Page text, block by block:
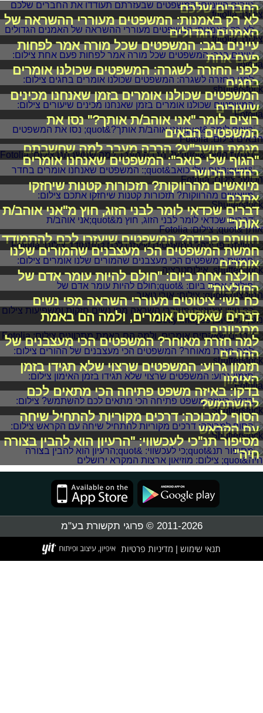
החברים שלכם
לא רק באמנות: המשפטים מעוררי ההשראה של
האמנים הגדולים
עיינים בגב: המשפטים שכל מורה אמר לפחות
פעם אחת
לפני החזרה לשגרה: המשפטים שכולנו אומרים
בחגים
המשפטים שכולנו אומרים בזמן שאנחנו מכינים
שיעורים
רוצים לומר "אני אוהב/ת אותך?" נסו את
המשפטים הבאים
מגמת תושב"ע? הרבה מעבר למה שחשבתם
"הגוף שלי כואב": המשפטים שאנחנו אומרים
בחדר הכושר
מיואשים מהרווקות? תזכורות קטנות שיחזקו
אתכם
דברים שכדאי לומר לבני הזוג, חוץ מ"אני אוהב/ת
אותך"
חוויתם פרידה? המשפטים שיעזרו לכם להתמודד
חמשת המשפטים הכי מעצבנים שהמורים שלנו
אומרים
חולצה אחת ביום: "חולם להיות עומר אדם של
החולצות"
כח נשי: ציטוטים מעוררי השראה מפי נשים
חזקות ומשפיעות
דברים שאקסים אומרים, ולמה הם באמת
מתכוונים
למה חזרת מאוחר? המשפטים הכי מעצבנים של
ההורים
תזמון גרוע: המשפטים שרצוי שלא תגידו בזמן
האימון
בדקו: באיזה משפט פתיחה הכי מתאים לכם
להשתמש?
הסוף למבוכה: דרכים מקוריות להתחיל שיחה
עם הקראש
מסיפור תנ"כי לעכשווי: "הרעיון הוא להבין בצורה
חיה"
2011-2026 © פרוגי תקשורת בע"מ
תנאי שימוש | מדיניות פרטיות